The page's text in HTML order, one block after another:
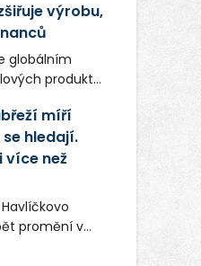
který vstoupí
Vojtěch
si
Hoffa (Milan
vrací do
tentokrát
výrobu,
globálním
produktů
a
míří
hledají.
více než
promění v